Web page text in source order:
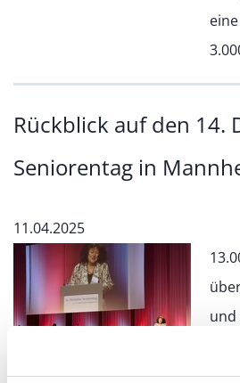
Rückblick auf den 14.
Seniorentag in
11.04.2025
und
für